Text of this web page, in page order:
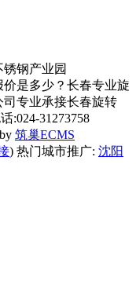
钢产业园
是多少？长春专业旋
专业承接长春旋转
:024-31273758
筑巢ECMS
) 热门城市推广: 沈阳